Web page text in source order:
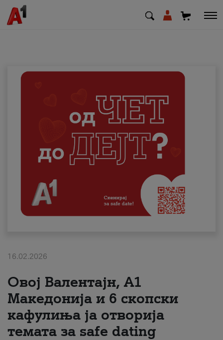
Деловни
Поддршка
Надополни кредит
Плати сметка
#ПодобарОнлајн
16.02.2026
Овој Валентајн, A1
Македонија и 6 скопски
кафулиња ја отворија
темата за safe dating